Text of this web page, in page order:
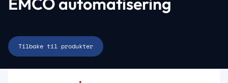
Tilbake til produkter